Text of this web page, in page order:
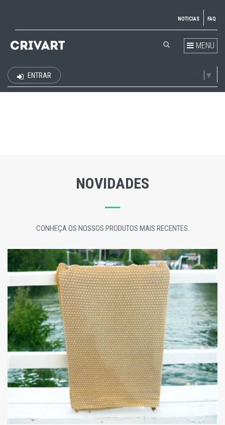
NOTICIAS FAQ
MENU
▼
ENTRAR
NOVIDADES
CONHEÇA OS NOSSOS PRODUTOS MAIS RECENTES.